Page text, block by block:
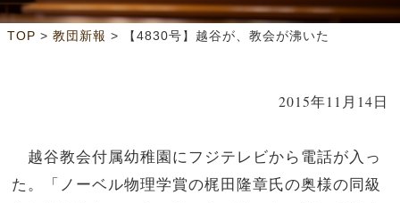
TOP > 教団新報 > 【4830号】越谷が、教会が沸いた
2015年11月14日
越谷教会付属幼稚園にフジテレビから電話が入っ
た。「ノーベル物理学賞の梶田隆章氏の奥様の同級